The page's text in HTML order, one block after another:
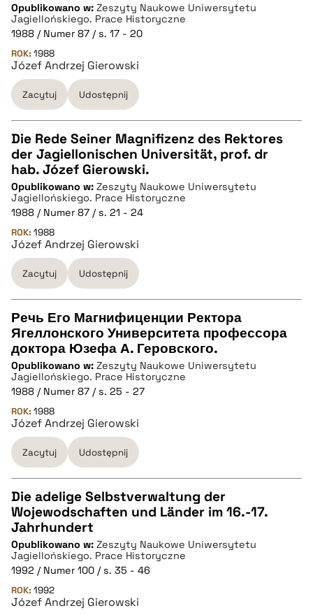
pobierz cytat
BIBTEX
pobierz cytat
Opublikowano w: Zeszyty Naukowe Uniwersytetu
Jagiellońskiego. Prace Historyczne
1988 / Numer 87 / s. 17 - 20
ROK: 1988
Józef Andrzej Gierowski
Zacytuj Udostępnij
CZYSTY TEKST
pobierz cytat
BIBTEX
pobierz cytat
Die Rede Seiner Magnifizenz des Rektores
der Jagiellonischen Universität, prof. dr
hab. Józef Gierowski.
Opublikowano w: Zeszyty Naukowe Uniwersytetu
Jagiellońskiego. Prace Historyczne
1988 / Numer 87 / s. 21 - 24
ROK: 1988
Józef Andrzej Gierowski
Zacytuj Udostępnij
CZYSTY TEKST
pobierz cytat
BIBTEX
pobierz cytat
Речь Его Магнифиценции Ректора
Ягеллонского Университета профессора
доктора Юзефа А. Геровского.
Opublikowano w: Zeszyty Naukowe Uniwersytetu
Jagiellońskiego. Prace Historyczne
1988 / Numer 87 / s. 25 - 27
ROK: 1988
Józef Andrzej Gierowski
Zacytuj Udostępnij
CZYSTY TEKST
pobierz cytat
BIBTEX
Die adelige Selbstverwaltung der
Wojewodschaften und Länder im 16.-17.
Jahrhundert
Opublikowano w: Zeszyty Naukowe Uniwersytetu
Jagiellońskiego. Prace Historyczne
1992 / Numer 100 / s. 35 - 46
ROK: 1992
Józef Andrzej Gierowski